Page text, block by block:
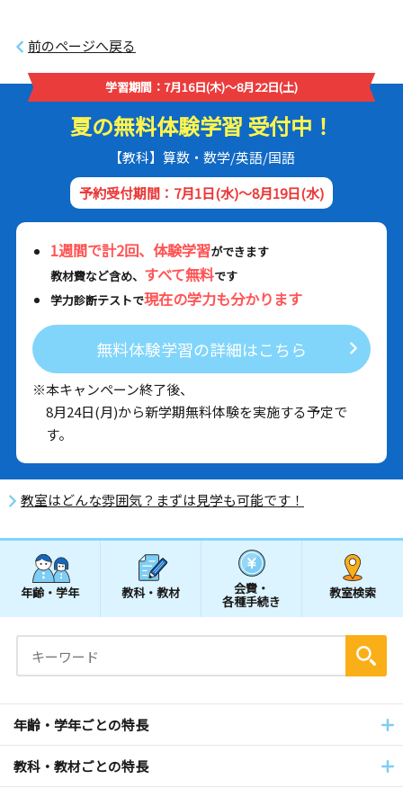
前のページへ戻る
学習期間：7月16日(木)～8月22日(土)
夏の無料体験学習 受付中！
【教科】算数・数学/英語/国語
予約受付期間：7月1日(水)～8月19日(水)
1週間で計2回、体験学習ができます
教材費など含め、 すべて無料です
学力診断テストで現在の学力も分かります
無料体験学習の詳細はこちら
※本キャンペーン終了後、
8月24日(月)から新学期無料体験を実施する予定で
す。
教室はどんな雰囲気？まずは見学も可能です！
年齢・学年 教科・教材 会費・
各種手続き
教室検索
年齢・学年ごとの特長
教科・教材ごとの特長